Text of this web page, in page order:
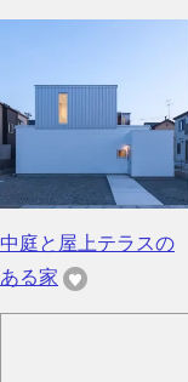
中庭と屋上テラスの
ある家